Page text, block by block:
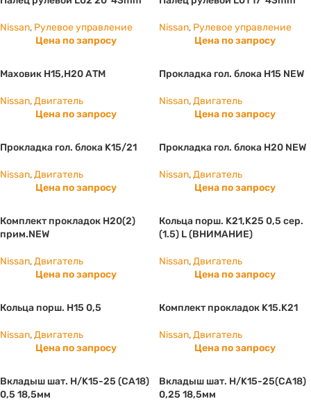
Nissan, Рулевое управление
Цена по запросу
Nissan, Рулевое управление
Цена по запросу
Маховик Н15,Н20 АТМ
Nissan,Двигатель
Цена по запросу
Прокладка гол. блока H15 NEW
Nissan,Двигатель
Цена по запросу
Прокладка гол. блока K15/21
Nissan,Двигатель
Цена по запросу
Прокладка гол. блока H20 NEW
Nissan,Двигатель
Цена по запросу
Комплект прокладок H20(2)
прим.NEW
Nissan,Двигатель
Цена по запросу
Кольца порш. K21,K25 0,5 сер.
(1.5) L (ВНИМАНИЕ)
Nissan,Двигатель
Цена по запросу
Кольца порш. H15 0,5
Nissan,Двигатель
Цена по запросу
Комплект прокладок K15.K21
Nissan,Двигатель
Цена по запросу
Вкладыш шат. Н/K15-25 (СА18)
0,5 18,5мм
Вкладыш шат. Н/K15-25(СА18)
0,25 18,5мм